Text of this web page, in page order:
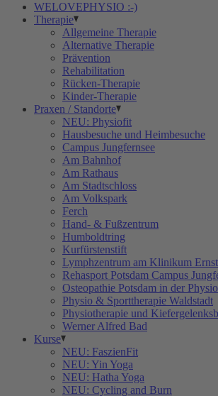
WELOVEPHYSIO :-)
Therapie
Allgemeine Therapie
Alternative Therapie
Prävention
Rehabilitation
Rücken-Therapie
Kinder-Therapie
Praxen / Standorte
NEU: Physiofit
Hausbesuche und Heimbesuche
Campus Jungfernsee
Am Bahnhof
Am Rathaus
Am Stadtschloss
Am Volkspark
Ferch
Hand- & Fußzentrum
Humboldtring
Kurfürstenstift
Lymphzentrum am Klinikum
Rehasport Potsdam Campus
Osteopathie Potsdam in der
Physio & Sporttherapie Waldstadt
Physiotherapie und
Werner Alfred Bad
Kurse
NEU: FaszienFit
NEU: Yin Yoga
NEU: Hatha Yoga
NEU: Cycling and Burn